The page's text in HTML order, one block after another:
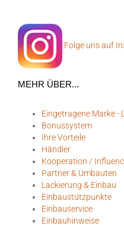
Folge uns auf
MEHR ÜBER...
Eingetragene Marke -
Bonussystem
Ihre Vorteile
Händler
Kooperation /
Partner & Umbauten
Lackierung & Einbau
Einbaustützpunkte
Einbauservice
Einbauhinweise